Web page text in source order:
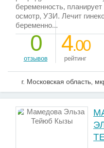
беременность,
осмотр, УЗИ. Лечит
беременно...
0
отзывов
4.00
рейтинг
г. Московская область,